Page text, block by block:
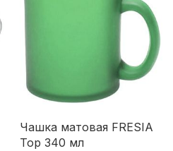
Чашка матовая FRESIA
Top 340 мл